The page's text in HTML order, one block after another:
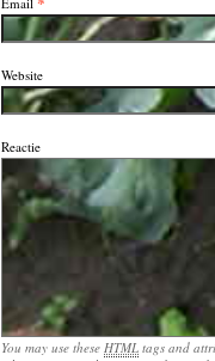
Website
Reactie
You may use these HTML tags and